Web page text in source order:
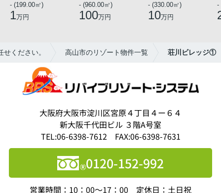
- (199.00㎡)
1万円
- (960.00㎡)
100万円
- (330.00㎡)
10万円
-
ください。 高山市のリゾート物件一覧 荘川ビレッジ①
大阪府大阪市淀川区宮原４丁目４ー６４
新大阪千代田ビル ３階A号室
TEL:06-6398-7612 FAX:06-6398-7631
0120-152-992
営業時間：10：00～17：00 定休日：土日祝